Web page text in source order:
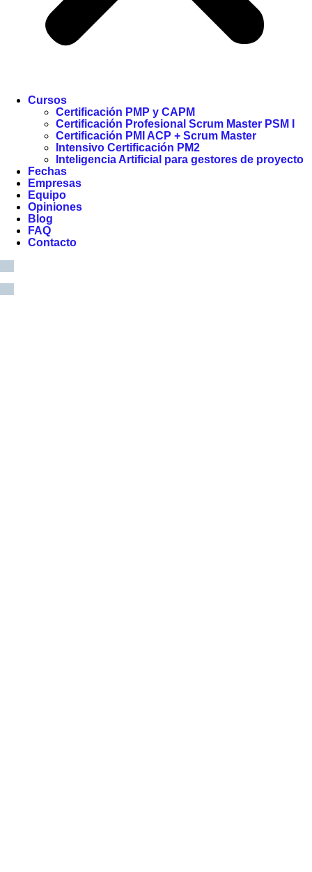
Cursos
Certificación PMP y CAPM
Certificación Profesional Scrum Master PSM I
Certificación PMI ACP + Scrum Master
Intensivo Certificación PM2
Inteligencia Artificial para gestores de proyecto
Fechas
Empresas
Equipo
Opiniones
Blog
FAQ
Contacto